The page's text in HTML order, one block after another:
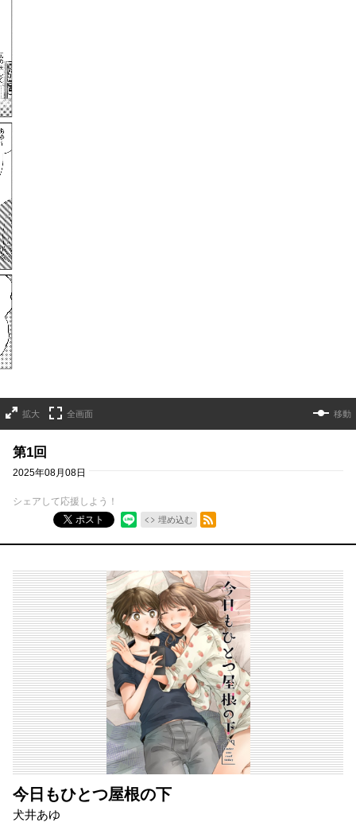
拡大 全画面 移動
第1回
2025年08月08日
シェアして応援しよう！
ポスト
埋め込む
RSSフィード
今日もひとつ屋根の下
犬井あゆ